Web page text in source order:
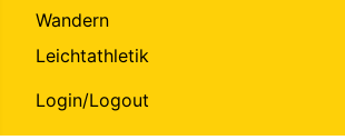
Wandern
Leichtathletik
Login/Logout